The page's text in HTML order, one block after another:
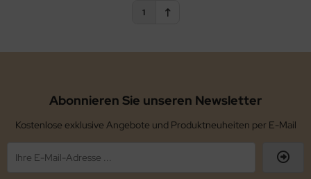
1
Abonnieren Sie unseren Newsletter
Kostenlose exklusive Angebote und Produktneuheiten per E-Mail